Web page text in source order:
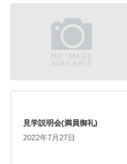
見学説明会(満員御礼)
2022年7月27日